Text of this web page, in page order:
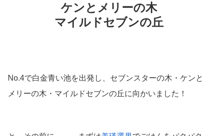
ケンとメリーの木
マイルドセブンの丘
No.4で白金青い池を出発し、セブンスターの木・ケンと
メリーの木・マイルドセブンの丘に向かいました！